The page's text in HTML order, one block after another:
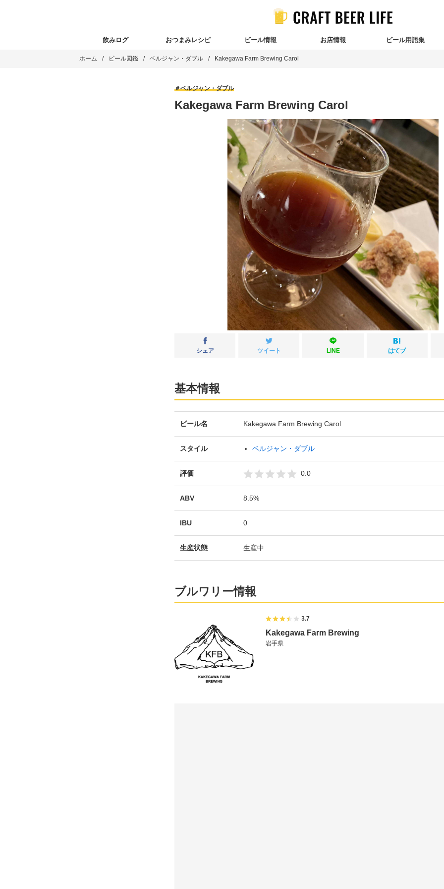
飲みログ おつまみレシピ ビール情報 お店情報 ビール用語集
ホーム ビール図鑑 ベルジャン・ダブル Kakegawa Farm Brewing Carol
ベルジャン・ダブル
Kakegawa Farm Brewing Carol
シェア ツイート LINE はてブ
基本情報
ビール名 Kakegawa Farm Brewing Carol
スタイル ベルジャン・ダブル
評価 0.0
ABV 8.5%
IBU 0
生産状態 生産中
ブルワリー情報
3.7
Kakegawa Farm Brewing
岩手県